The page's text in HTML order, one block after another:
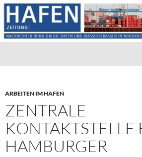
ARBEITEN IM HAFEN
ZENTRALE
KONTAKTSTELLE
HAMBURGER